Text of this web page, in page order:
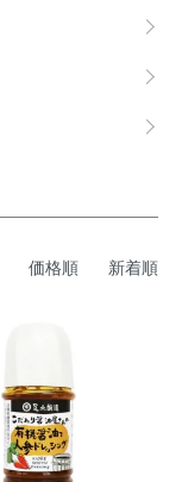
価格順 新着順